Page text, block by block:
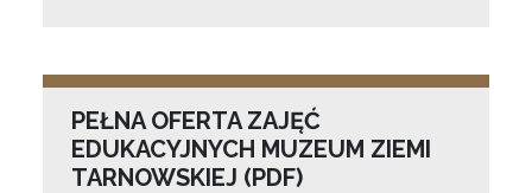
PEŁNA OFERTA ZAJĘĆ
EDUKACYJNYCH MUZEUM ZIEMI
TARNOWSKIEJ (PDF)